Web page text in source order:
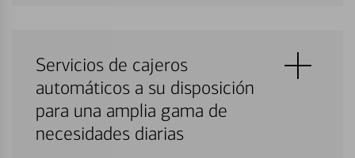
Servicios de cajeros
automáticos a su disposición
para una amplia gama de
necesidades diarias